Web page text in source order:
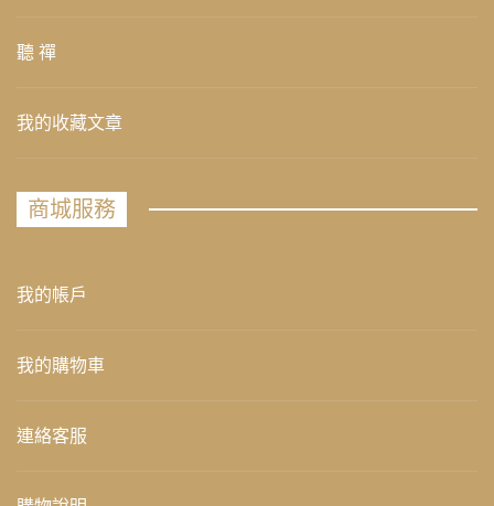
聽 禪
我的收藏文章
商城服務
我的帳戶
我的購物車
連絡客服